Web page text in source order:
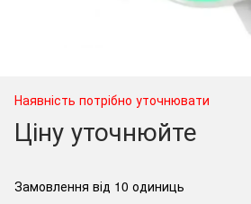
Наявність потрібно уточнювати
Ціну уточнюйте
Замовлення від 10 одиниць